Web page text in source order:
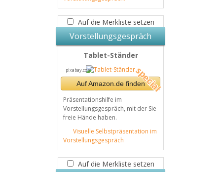
Auf die Merkliste setzen
Vorstellungsgespräch
Tablet-Ständer
pixabay.com
Auf Amazon.de finden
Präsentationshilfe im
Vorstellungsgespräch, mit der Sie
freie Hände haben.
Visuelle Selbstpräsentation im
Vorstellungsgespräch
Auf die Merkliste setzen